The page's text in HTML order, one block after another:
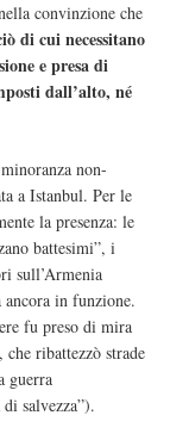
convinzione che
di cui necessitano
e presa di
dall’alto, né
non-
a Istanbul. Per le
la presenza: le
battesimi”, i
sull’Armenia
ancora in funzione.
fu preso di mira
che ribattezzò strade
guerra
salvezza”).